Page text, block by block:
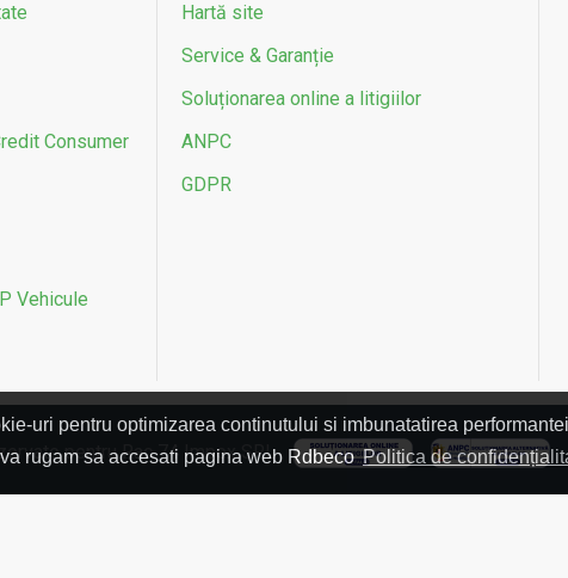
uri pentru optimizarea continutului si imbunatatirea
rugam sa accesati pagina web RdbecoPolitica de
Consumer
Vehicule
Hartă site
Service & Garanție
Soluționarea online a litigiilor
ANPC
GDPR
pentru Rac 74 Impex SRL